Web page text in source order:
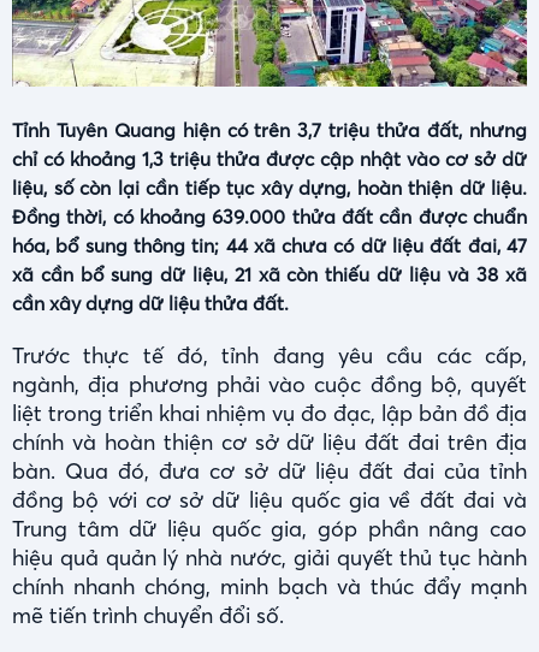
Tỉnh Tuyên Quang hiện có trên 3,7 triệu thửa đất, nhưng
chỉ có khoảng 1,3 triệu thửa được cập nhật vào cơ sở dữ
liệu, số còn lại cần tiếp tục xây dựng, hoàn thiện dữ liệu.
Đồng thời, có khoảng 639.000 thửa đất cần được chuẩn
hóa, bổ sung thông tin; 44 xã chưa có dữ liệu đất đai, 47
xã cần bổ sung dữ liệu, 21 xã còn thiếu dữ liệu và 38 xã
cần xây dựng dữ liệu thửa đất.
Trước thực tế đó, tỉnh đang yêu cầu các cấp,
ngành, địa phương phải vào cuộc đồng bộ, quyết
liệt trong triển khai nhiệm vụ đo đạc, lập bản đồ địa
chính và hoàn thiện cơ sở dữ liệu đất đai trên địa
bàn. Qua đó, đưa cơ sở dữ liệu đất đai của tỉnh
đồng bộ với cơ sở dữ liệu quốc gia về đất đai và
Trung tâm dữ liệu quốc gia, góp phần nâng cao
hiệu quả quản lý nhà nước, giải quyết thủ tục hành
chính nhanh chóng, minh bạch và thúc đẩy mạnh
mẽ tiến trình chuyển đổi số.